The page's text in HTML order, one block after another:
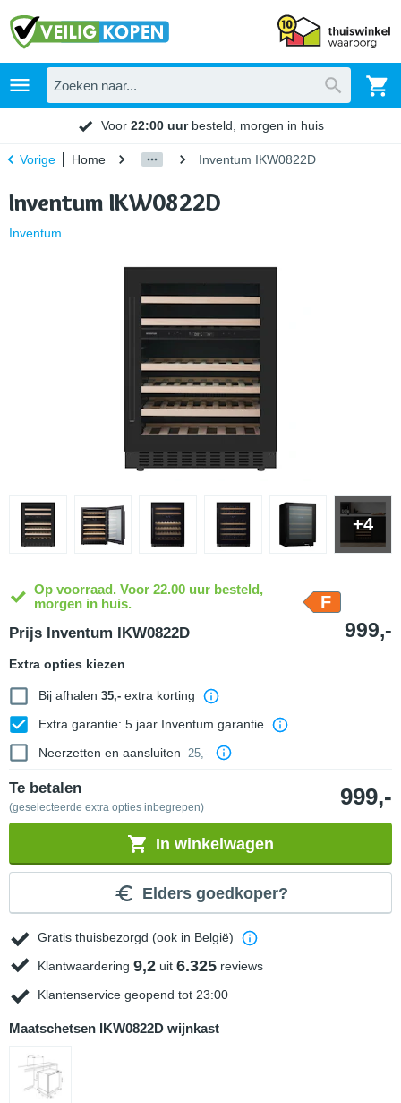
Voor 22:00 uurbesteld, morgen in huis
Vorige Home Inventum IKW0822D
Inventum IKW0822D
Inventum
+4
Op voorraad. Voor 22.00 uur besteld,
morgen in huis.
F
Prijs Inventum IKW0822D 999,-
Extra opties kiezen
Bij afhalen 35,-extra korting
Extra garantie: 5 jaar Inventum garantie
Neerzetten en aansluiten
25,-
Te betalen
(geselecteerde extra opties inbegrepen) 999,-
In winkelwagen
Elders goedkoper?
Gratis thuisbezorgd (ook in België)
Klantwaardering 9,2 uit 6.325 reviews
Klantenservice geopend tot 23:00
Maatschetsen IKW0822D wijnkast